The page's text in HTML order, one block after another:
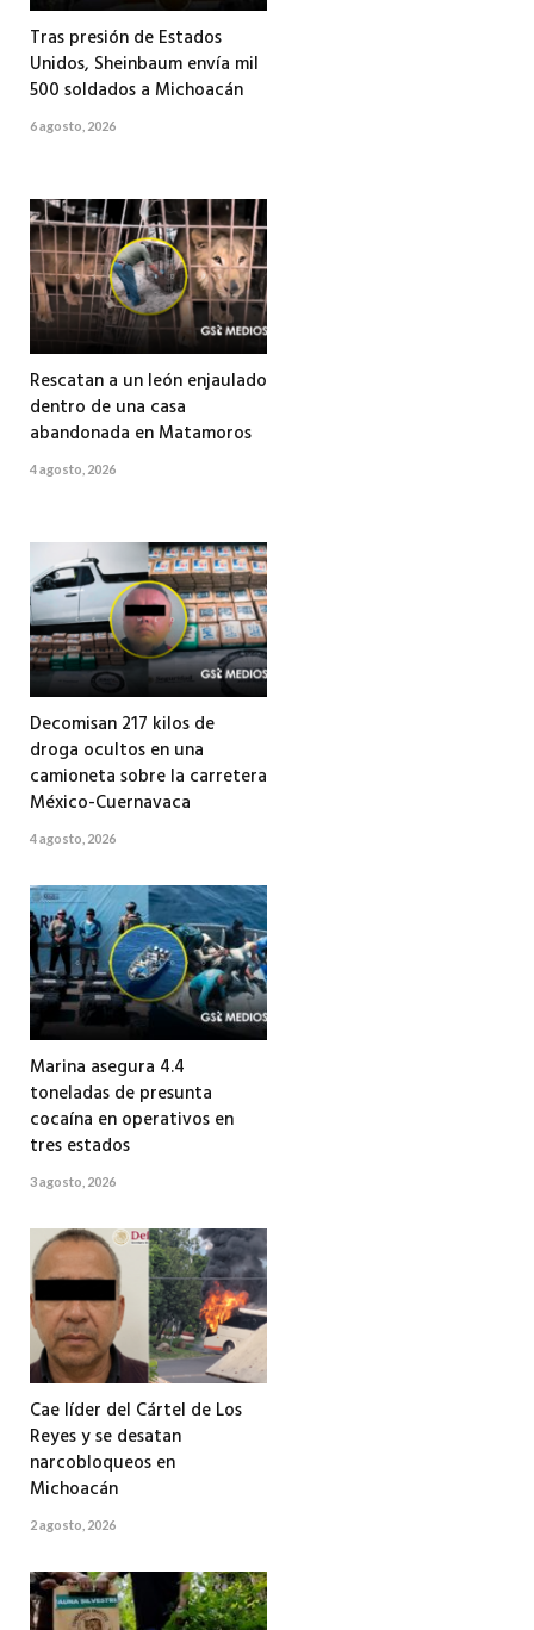
Tras presión de Estados
Unidos, Sheinbaum envía mil
500 soldados a Michoacán
6 agosto, 2026
Rescatan a un león enjaulado
dentro de una casa
abandonada en Matamoros
4 agosto, 2026
Decomisan 217 kilos de
droga ocultos en una
camioneta sobre la carretera
México-Cuernavaca
4 agosto, 2026
Marina asegura 4.4
toneladas de presunta
cocaína en operativos en
tres estados
3 agosto, 2026
Cae líder del Cártel de Los
Reyes y se desatan
narcobloqueos en
Michoacán
2 agosto, 2026